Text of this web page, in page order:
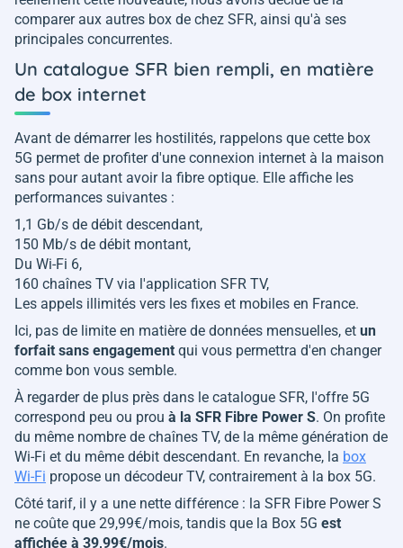
comparer aux autres box de chez SFR, ainsi qu'à ses
principales concurrentes.
Un catalogue SFR bien rempli, en matière
de box internet
Avant de démarrer les hostilités, rappelons que cette box
5G permet de profiter d'une connexion internet à la maison
sans pour autant avoir la fibre optique. Elle affiche les
performances suivantes :
1,1 Gb/s de débit descendant,
150 Mb/s de débit montant,
Du Wi-Fi 6,
160 chaînes TV via l'application SFR TV,
Les appels illimités vers les fixes et mobiles en France.
Ici, pas de limite en matière de données mensuelles, et un
forfait sans engagement qui vous permettra d'en changer
comme bon vous semble.
À regarder de plus près dans le catalogue SFR, l'offre 5G
correspond peu ou prou à la SFR Fibre Power S. On profite
du même nombre de chaînes TV, de la même génération de
Wi-Fi et du même débit descendant. En revanche, la box
Wi-Fi propose un décodeur TV, contrairement à la box 5G.
Côté tarif, il y a une nette différence : la SFR Fibre Power S
ne coûte que 29,99€/mois, tandis que la Box 5G est
affichée à 39,99€/mois.